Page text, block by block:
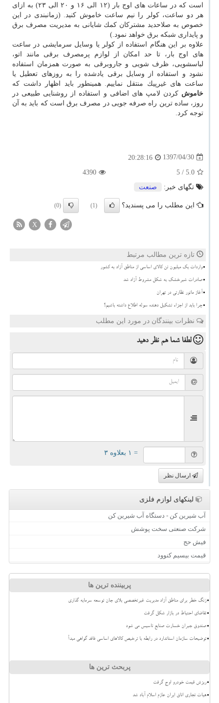
است كه در ساعات های اوج بار (۱۲ الی ۱۶ و ۲۰ الی ۲۳) به ازای
هر دو ساعت، كولر را نیم ساعت خاموش كنید. (زمانبندی در این
خصوص به صلاحدید مشتركان كمك شایانی به مدیریت مصرف برق
و پایداری شبكه برق خواهد نمود.)
علاوه بر این هنگام استفاده از كولر یا وسایل سرمایشی در ساعت
های اوج بار، تا حد امكان از لوازم پرمصرف برقی مانند اتو،
لباسشویی، ظرف شویی و جاروبرقی به صورت همزمان استفاده
نشود و استفاده از وسایل برقی یادشده را به روزهای تعطیل یا
ساعت های غیرپیك منتقل نماییم. همینطور باید اظهار داشت كه
خاموشكردن لامپ های اضافی و استفاده از روشنایی طبیعی در
روز، ساده ترین راه صرفه جویی در مصرف برق است كه باید به آن
توجه كرد.
1397/04/30
20:28:16
5.0
/ 5
4390
تگهای خبر:
صنعت
این مطلب را می پسندید؟ (1)
(0)
X
تازه ترین مطالب مرتبط
واردات یک میلیون تن کالای اساسی از مناطق آزاد به کشور
صادرات شیرخشک به شکل مشروط آزاد شد
آغاز مانور نظارتی در تهران
چرا باید از اجزاء تشکیل دهنده سوله اطلاع داشته باشیم؟
نظرات بینندگان در مورد این مطلب
لطفا شما همنظر دهید
= ۱ بعلاوه ۳
ارسال نظر
لینکهای لوازم فلزی
آب شیرین کن - دستگاه آب شیرین کن
شرکت صنعتی سخت پوشش
فیش حج
قیمت بیسیم کنوود
پربیننده ترین ها
زنگ خطر برای مناطق آزاد مدیریت غیرتخصصی بلای جان توسعه سرمایه گذاری
تقاضای احتیاط در بازار شکل گرفت
صندوق جبران خسارت صنایع تاسیس می شود
توضیحات سازمان استاندارد در رابطه با ترخیص کالاهای اساسی فاقد گواهی مبدأ
پربحث ترین ها
ریزش قیمت خودرو اوج گرفت
هیات تجاری اتاق ایران عازم اسلام آباد شد